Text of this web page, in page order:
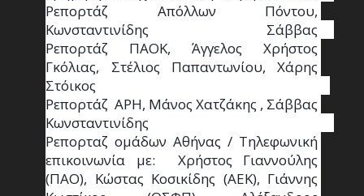
Ρεπορτάζ Απόλλων Πόντου,
Κωνσταντινίδης   Σάββας
Ρεπορτάζ ΠΑΟΚ, Άγγελος Χρήστος
Γκόλιας, Στέλιος Παπαντωνίου, Χάρης
Στόικος
Ρεπορτάζ  ΑΡΗ, Μάνος Χατζάκης , Σάββας
Κωνσταντινίδης
Ρεπορταζ ομάδων Αθήνας / Τηλεφωνική
επικοινωνία με:  Χρήστος Γιαννούλης
(ΠΑΟ), Κώστας Κοσικίδης (ΑΕΚ), Γιάννης